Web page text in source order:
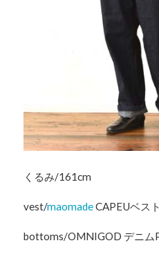
くるみ/161cm
vest/maomadeCAPEUベスト
bottoms/OMNIGOD デニム